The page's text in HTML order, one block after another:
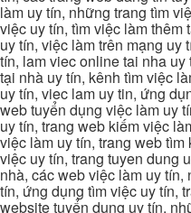
làm uy tín, những trang tìm
việc uy tín, tìm việc làm
uy tín, việc làm trên mạng
tín, lam viec online tai nha
tại nhà uy tín, kênh tìm việc
uy tín, viec lam uy tin, ứng
web tuyển dụng việc làm uy
uy tín, trang web kiếm việc
việc làm uy tín, trang web
việc uy tín, trang tuyen dung
nhà, các web việc làm uy
tín, ứng dụng tìm việc uy tín,
website tuyển dụng uy tín,